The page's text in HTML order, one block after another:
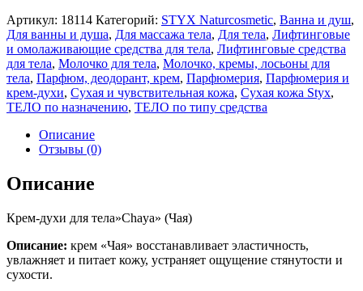
Артикул: 18114 Категорий: STYX Naturcosmetic, Ванна и душ,
Для ванны и душа, Для массажа тела, Для тела, Лифтинговые
и омолаживающие средства для тела, Лифтинговые средства
для тела, Молочко для тела, Молочко, кремы, лосьоны для
тела, Парфюм, деодорант, крем, Парфюмерия, Парфюмерия и
крем-духи, Сухая и чувствительная кожа, Сухая кожа Styx,
ТЕЛО по назначению, ТЕЛО по типу средства
Описание
Отзывы (0)
Описание
Крем-духи для тела»Chaya» (Чая)
Описание: крем «Чая» восстанавливает эластичность,
увлажняет и питает кожу, устраняет ощущение стянутости и
сухости.